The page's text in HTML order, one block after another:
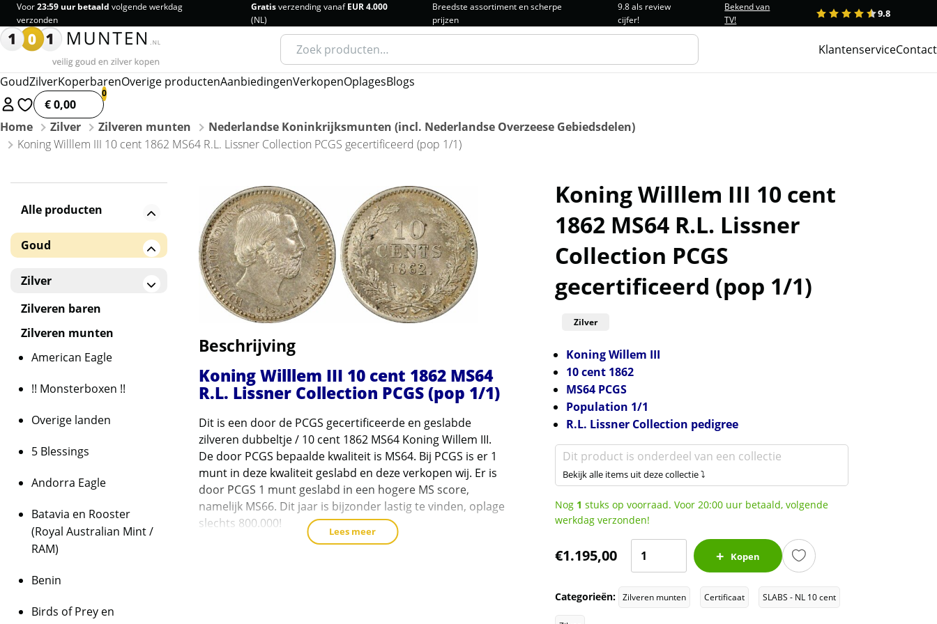
Voor23:59 uur betaald volgende werkdag
verzonden
Gratisverzending vanafEUR 4.000
(NL)
Breedste assortiment en scherpe
prijzen
9.8 als review
cijfer!
Bekend van
TV!
1 2 3 4 5 9.8
Zoeken
naar:
KlantenserviceContact
GoudZilverKoperbarenOverige productenAanbiedingenVerkopenOplagesBlogs
€ 0,00
Home
Zilver Zilveren munten
Nederlandse Koninkrijksmunten (incl. Nederlandse Overzeese Gebiedsdelen)
Koning Willlem III 10 cent 1862 MS64 R.L. Lissner Collection PCGS gecertificeerd (pop 1/1)
Beschrijving
Koning Willlem III 10 cent 1862 MS64
R.L. Lissner Collection PCGS (pop 1/1)
Dit is een door de PCGS gecertificeerde en geslabde
zilveren dubbeltje / 10 cent 1862 MS64 Koning Willem III.
De door PCGS bepaalde kwaliteit is MS64. Bij PCGS is er 1
munt in deze kwaliteit geslabd en deze verkopen wij. Er is
door PCGS 1 munt geslabd in een hogere MS score,
namelijk MS66. Dit jaar is bijzonder lastig te vinden, oplage
slechts 800.000!
Lees meer
Koning Willlem III 10 cent
1862 MS64 R.L. Lissner
Collection PCGS
gecertificeerd (pop 1/1)
Zilver
Koning Willem III
10 cent 1862
MS64 PCGS
Population 1/1
R.L. Lissner Collection pedigree
Dit product is onderdeel van een collectie
Bekijk alle items uit deze collectie ⤵
Nog 1 stuks op voorraad. Voor 20:00 uur betaald, volgende
werkdag verzonden!
€1.195,00
Willlem
10
Kopen
Categorieën: Zilveren munten Certificaat SLABS - NL 10 cent
Alle producten
Goud
Gouden baren
Zilver
Zilveren baren
Zilveren munten
American Eagle
!! Monsterboxen !!
Overige landen
5 Blessings
Andorra Eagle
Batavia en Rooster
(Royal Australian Mint /
RAM)
Benin
Birds of Prey en